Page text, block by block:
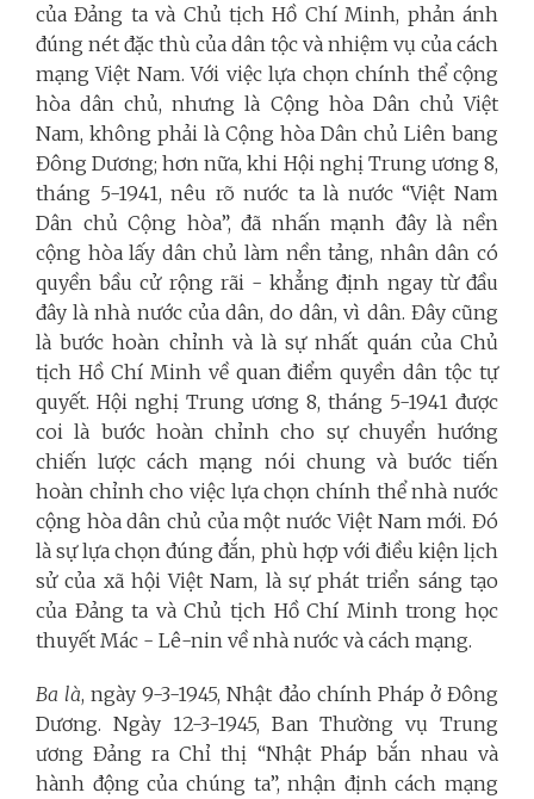
của Đảng ta và Chủ tịch Hồ Chí Minh, phản ánh
đúng nét đặc thù của dân tộc và nhiệm vụ của cách
mạng Việt Nam. Với việc lựa chọn chính thể cộng
hòa dân chủ, nhưng là Cộng hòa Dân chủ Việt
Nam, không phải là Cộng hòa Dân chủ Liên bang
Đông Dương; hơn nữa, khi Hội nghị Trung ương 8,
tháng 5-1941, nêu rõ nước ta là nước “Việt Nam
Dân chủ Cộng hòa”, đã nhấn mạnh đây là nền
cộng hòa lấy dân chủ làm nền tảng, nhân dân có
quyền bầu cử rộng rãi - khẳng định ngay từ đầu
đây là nhà nước của dân, do dân, vì dân. Đây cũng
là bước hoàn chỉnh và là sự nhất quán của Chủ
tịch Hồ Chí Minh về quan điểm quyền dân tộc tự
quyết. Hội nghị Trung ương 8, tháng 5-1941 được
coi là bước hoàn chỉnh cho sự chuyển hướng
chiến lược cách mạng nói chung và bước tiến
hoàn chỉnh cho việc lựa chọn chính thể nhà nước
cộng hòa dân chủ của một nước Việt Nam mới. Đó
là sự lựa chọn đúng đắn, phù hợp với điều kiện lịch
sử của xã hội Việt Nam, là sự phát triển sáng tạo
của Đảng ta và Chủ tịch Hồ Chí Minh trong học
thuyết Mác - Lê-nin về nhà nước và cách mạng.
Ba là, ngày 9-3-1945, Nhật đảo chính Pháp ở Đông
Dương. Ngày 12-3-1945, Ban Thường vụ Trung
ương Đảng ra Chỉ thị “Nhật Pháp bắn nhau và
hành động của chúng ta”, nhận định cách mạng